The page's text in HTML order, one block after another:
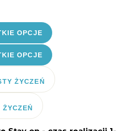
OPCJE
OPCJE
ŻYCZEŃ